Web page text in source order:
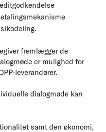
fremlægger de
er mulighed for
leverandører.
dialogmøde kan
samt den økonomi,